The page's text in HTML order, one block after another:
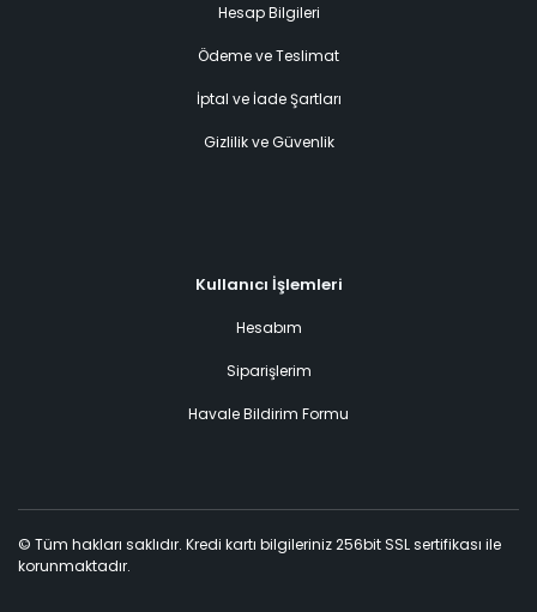
Hesap Bilgileri
Ödeme ve Teslimat
İptal ve İade Şartları
Gizlilik ve Güvenlik
Kullanıcı İşlemleri
Hesabım
Siparişlerim
Havale Bildirim Formu
© Tüm hakları saklıdır. Kredi kartı bilgileriniz 256bit SSL sertifikası ile
korunmaktadır.